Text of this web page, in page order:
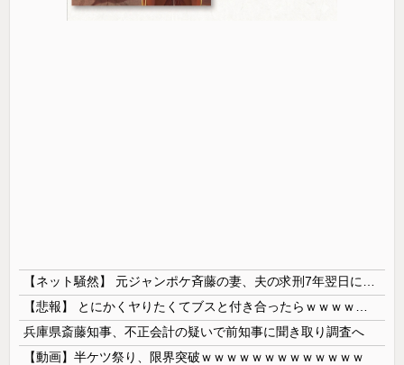
兵庫県斎藤知事、不正会計の疑いで前知事に聞き取り調査へ
【動画】半ケツ祭り、限界突破ｗｗｗｗｗｗｗｗｗｗｗｗｗ